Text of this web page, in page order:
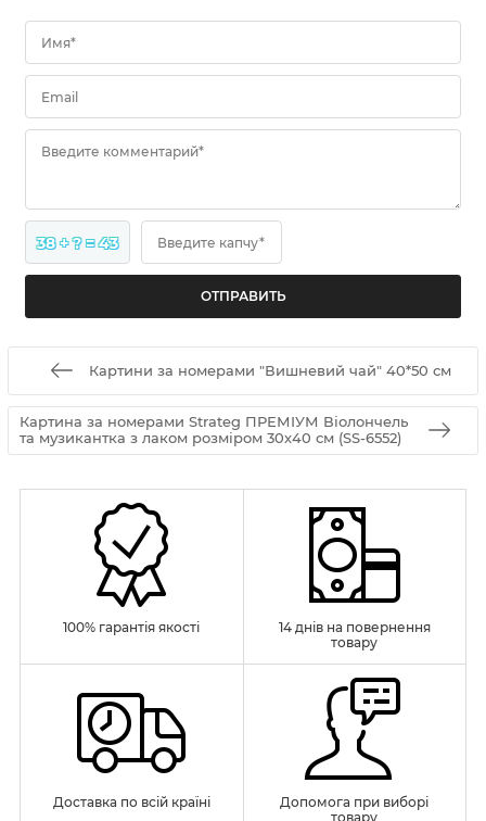
Имя*
Email
Введите комментарий*
38 + ? = 43 Введите капчу*
Картини за номерами "Вишневий чай" 40*50 см
Картина за номерами Strateg ПРЕМІУМ Віолончель
та музикантка з лаком розміром 30х40 см (SS-6552)
100% гарантія якості
14 днів на повернення
товару
Доставка по всій країні
Допомога при виборі
товару